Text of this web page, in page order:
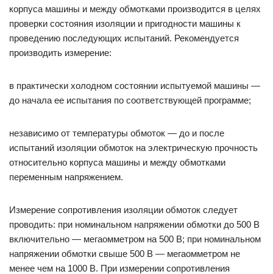
корпуса машины и между обмотками производится в целях
проверки состояния изоляции и пригодности машины к
проведению последующих испытаний. Рекомендуется
производить измерение:
в практически холодном состоянии испытуемой машины —
до начала ее испытания по соответствующей программе;
независимо от температуры обмоток — до и после
испытаний изоляции обмоток на электрическую прочность
относительно корпуса машины и между обмотками
переменным напряжением.
Измерение сопротивления изоляции обмоток следует
проводить: при номинальном напряжении обмотки до 500 В
включительно — мегаомметром на 500 В; при номинальном
напряжении обмотки свыше 500 В — мегаомметром не
менее чем на 1000 В. При измерении сопротивления